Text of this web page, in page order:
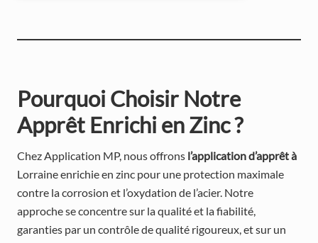
Pourquoi Choisir Notre
Apprêt Enrichi en Zinc ?
Chez Application MP, nous offrons l’application d’apprêt à
Lorraine enrichie en zinc pour une protection maximale
contre la corrosion et l’oxydation de l’acier. Notre
approche se concentre sur la qualité et la fiabilité,
garanties par un contrôle de qualité rigoureux, et sur un